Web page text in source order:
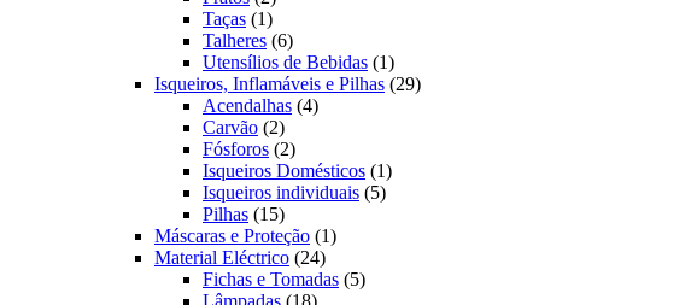
produtos
Taças 11
produto
Talheres 66
produtos
Utensílios de Bebidas 11
produto
Isqueiros, Inflamáveis e Pilhas 2929
Acendalhas 44
Carvão 22
produtos
Fósforos 22
produtos
Isqueiros Domésticos 11
produto
Isqueiros individuais 55
Pilhas 1515
produtos
Máscaras e Proteção 11
Material Eléctrico 2424
produtos
Fichas e Tomadas 55
18